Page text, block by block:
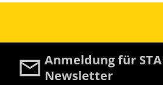
Anmeldung für
Newsletter